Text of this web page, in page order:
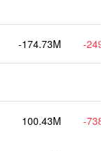
-174.73M -
100.43M -